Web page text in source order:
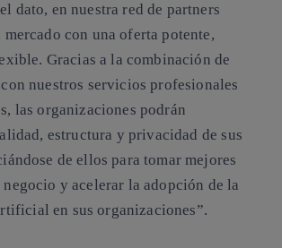
dato, en nuestra red de partners
con una oferta potente,
Gracias a la combinación de
nuestros servicios profesionales
las organizaciones podrán
estructura y privacidad de sus
de ellos para tomar mejores
negocio y acelerar la adopción de la
en sus organizaciones”.